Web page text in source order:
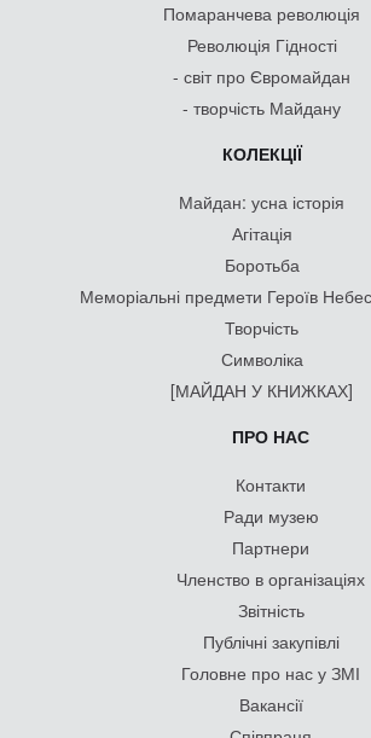
Помаранчева революція
Революція Гідності
- світ про Євромайдан
- творчість Майдану
КОЛЕКЦІЇ
Майдан: усна історія
Агітація
Боротьба
Меморіальні предмети Героїв
Творчість
Символіка
[МАЙДАН У КНИЖКАХ]
ПРО НАС
Контакти
Ради музею
Партнери
Членство в організаціях
Звітність
Публічні закупівлі
Головне про нас у ЗМІ
Вакансії